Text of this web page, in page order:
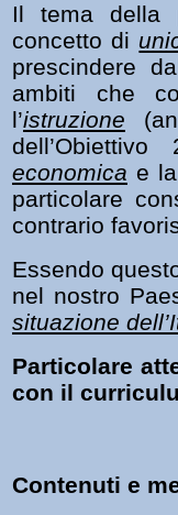
Il tema della
concetto di
prescindere
ambiti che
l’istruzione
economica e la
particolare
contrario
Essendo
nel nostro
situazione
Particolare
con il
Contenuti e